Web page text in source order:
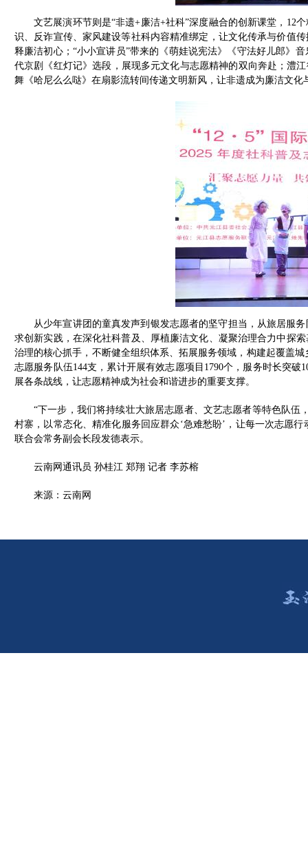
文艺展演环节则是“非遗+廉洁+社科”深度融合的创新课堂，12
识、反诈宣传、家风建设等社科内容精准绑定，让文化传承与价值
释廉洁初心；“小小宣讲员”带来的《萌娃说宪法》《守法好儿郎》
代京剧《红灯记》选段，展现多元文化与志愿精神的双向奔赴；澧
舞《哈尼么么哒》在扇影流转间传递文明新风，让非遗成为廉洁文
从少年宣讲团的童真发声到银发志愿者的坚守担当，从旅居服
求创新实践，在深化社科普及、厚植廉洁文化、凝聚治理合力中探
治理的核心抓手，不断健全组织体系、拓展服务领域，构建起覆盖
志愿服务队伍144支，累计开展有效志愿项目1790个，服务时长突
展各条战线，让志愿精神成为社会和谐进步的重要支撑。
“下一步，我们将持续壮大旅居志愿者、文艺志愿者等特色队伍
村寨，以常态化、精准化服务回应群众‘急难愁盼’，让每一次志愿
联合会常务副会长段发德表示。
云南网通讯员 孙桂江 郑翔 记者 李苏榕
来源：云南网